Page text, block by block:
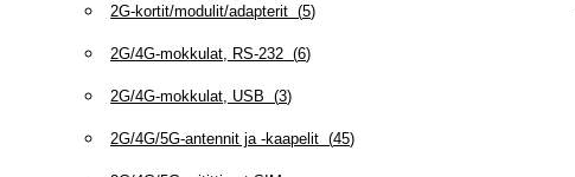
2G-kortit/modulit/adapterit (5)
2G/4G-mokkulat, RS-232 (6)
2G/4G-mokkulat, USB (3)
2G/4G/5G-antennit ja -kaapelit (45)